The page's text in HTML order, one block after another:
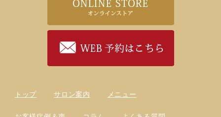
トップ サロン案内 メニュー